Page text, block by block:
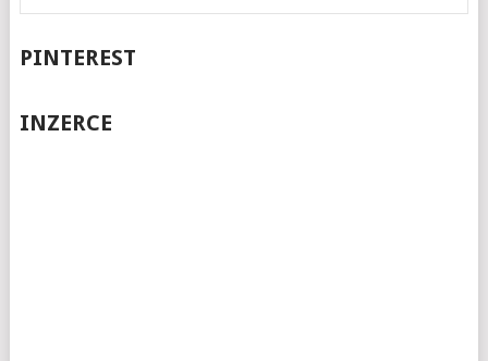
PINTEREST
INZERCE